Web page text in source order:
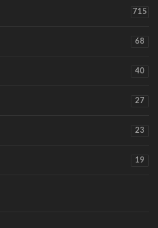
715
68
40
27
23
19